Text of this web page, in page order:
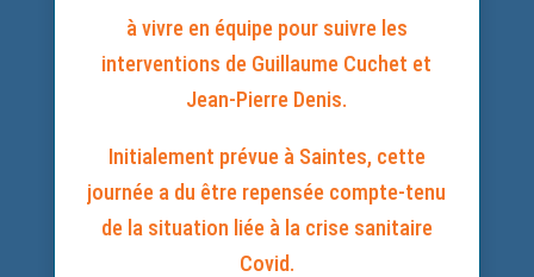
à vivre en équipe pour suivre les
interventions de Guillaume Cuchet et
Jean-Pierre Denis.
Initialement prévue à Saintes, cette
journée a du être repensée compte-tenu
de la situation liée à la crise sanitaire
Covid.